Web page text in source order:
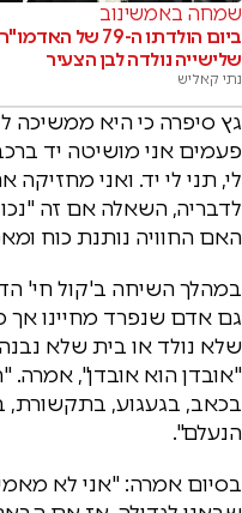
שמחה באמשינוב
ביום הולדתו ה-79 של
שלישייה נולדה לבן הצעיר
נתי קאליש
גץ סיפרה כי היא ממשיכה
פעמים אני מושיטה יד
לי, תני לי יד. ואני
לדבריה, השאלה אם זה
האם החוויה נותנת כוח
במהלך השיחה ב'קול חי'
גם אדם שנפרד מחיינו
שלא נולד או בית שלא נבנה
"אובדן הוא אובדן", אמרה.
בכאב, בגעגוע, בתקשורת,
הנעלם".
בסיום אמרה: "אני לא